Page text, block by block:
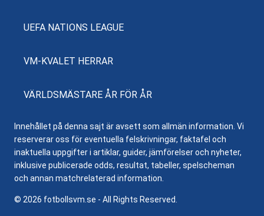
UEFA NATIONS LEAGUE
VM-KVALET HERRAR
VÄRLDSMÄSTARE ÅR FÖR ÅR
Innehållet på denna sajt är avsett som allmän information. Vi
reserverar oss för eventuella felskrivningar, faktafel och
inaktuella uppgifter i artiklar, guider, jämförelser och nyheter,
inklusive publicerade odds, resultat, tabeller, spelscheman
och annan matchrelaterad information.
© 2026 fotbollsvm.se - All Rights Reserved.